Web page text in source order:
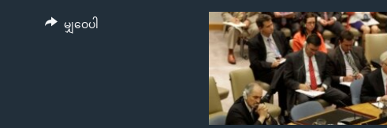
အစ္စရေး-ပါလက်စတိုင်း
အင်္ဂလိပ်စာလေ့လာမယ်
မျှဝေပါ